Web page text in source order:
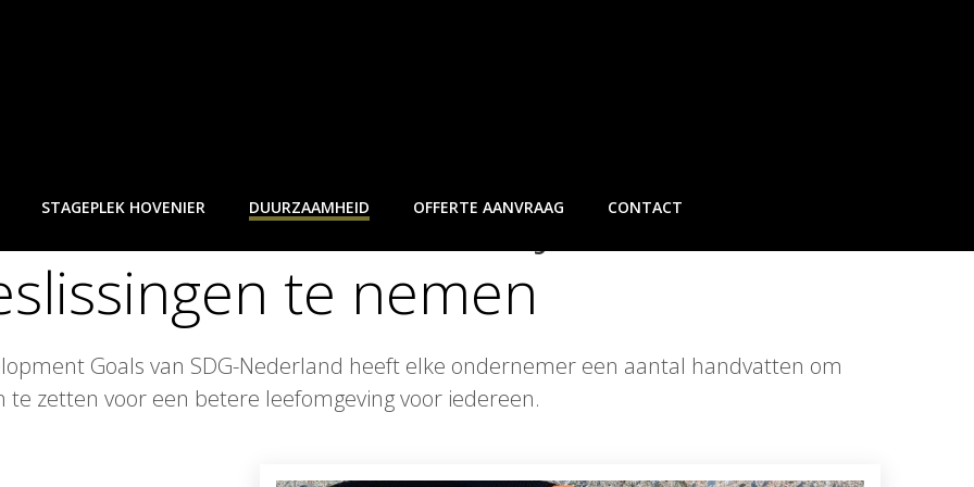
STAGEPLEK HOVENIER DUURZAAMHEID OFFERTE AANVRAAG CONTACT
ondernemer dien je duurzame
te nemen
Goals van SDG-Nederland heeft elke ondernemer een aantal handvatten om
te zetten voor een betere leefomgeving voor iedereen.